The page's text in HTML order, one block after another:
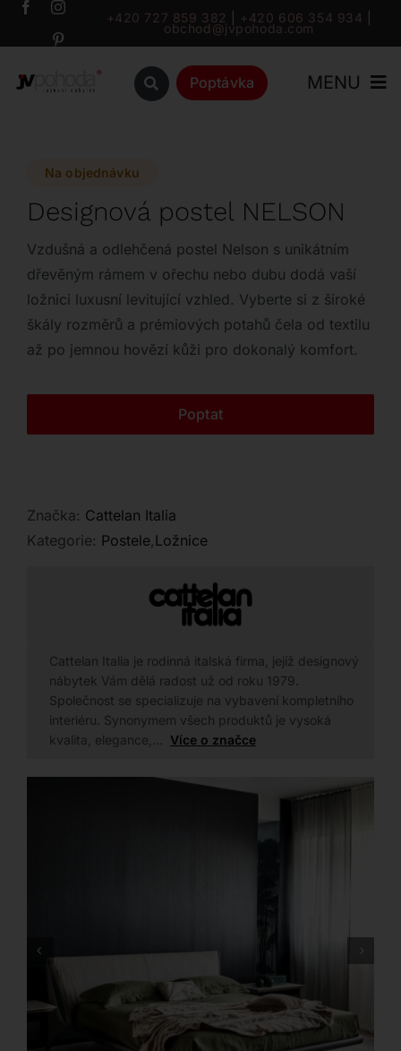
Přeskočit
+420 727 859 382 +420 606 354 934
obchod@jvpohoda.com
Poptávka MENU
Katalog
Značky
Outlet
Kontakt
Na objednávku
Designová postel NELSON
Vzdušná a odlehčená postel Nelson s unikátním
dřevěným rámem v ořechu nebo dubu dodá vaší
ložnici luxusní levitující vzhled. Vyberte si z široké
škály rozměrů a prémiových potahů čela od textilu
až po jemnou hovězí kůži pro dokonalý komfort.
Poptat
Značka: Cattelan Italia
Kategorie: Postele,Ložnice
Cattelan Italia je rodinná italská firma, jejíž designový
nábytek Vám dělá radost už od roku 1979.
Společnost se specializuje na vybavení kompletního
interiéru. Synonymem všech produktů je vysoká
kvalita, elegance,… Více o značce